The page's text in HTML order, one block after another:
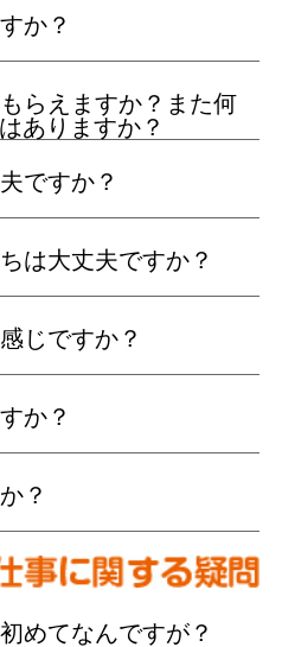
か？
らえますか？また何
ありますか？
ですか？
は大丈夫ですか？
じですか？
か？
？
めてなんですが？